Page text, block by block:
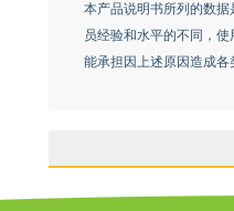
本产品说明书所列的数
员经验和水平的不同，
能承担因上述原因造成